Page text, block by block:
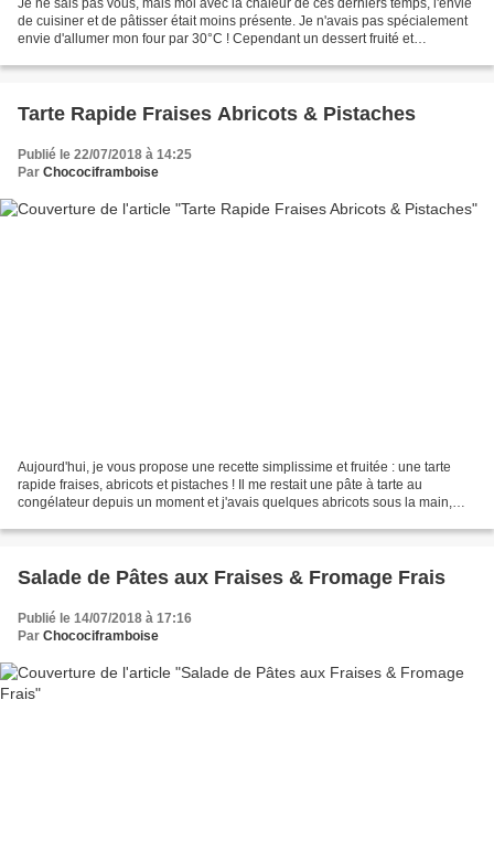
de cuisiner et de pâtisser était moins présente. Je n'avais pas spécialement
envie d'allumer mon four par 30°C ! Cependant un dessert fruité et
Tarte Rapide Fraises Abricots & Pistaches
Publié le 22/07/2018 à 14:25
Par Chocociframboise
Aujourd'hui, je vous propose une recette simplissime et fruitée : une tarte
rapide fraises, abricots et pistaches ! Il me restait une pâte à tarte au
congélateur depuis un moment et j'avais quelques abricots sous la main,
Salade de Pâtes aux Fraises & Fromage Frais
Publié le 14/07/2018 à 17:16
Par Chocociframboise